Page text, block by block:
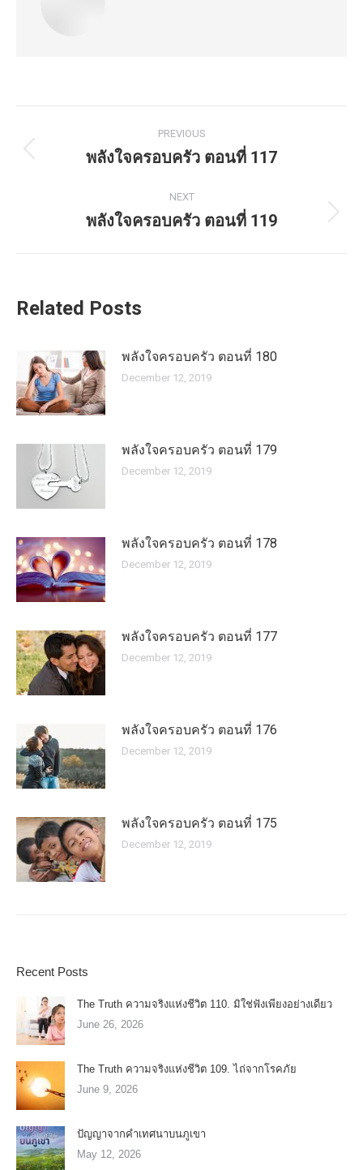
navigation
PREVIOUS
Previous
พลังใจครอบครัว ตอนที่ 117
NEXT
Next
พลังใจครอบครัว ตอนที่ 119
Related Posts
พลังใจครอบครัว ตอนที่ 180
December 12, 2019
พลังใจครอบครัว ตอนที่ 179
December 12, 2019
พลังใจครอบครัว ตอนที่ 178
December 12, 2019
พลังใจครอบครัว ตอนที่ 177
December 12, 2019
พลังใจครอบครัว ตอนที่ 176
December 12, 2019
พลังใจครอบครัว ตอนที่ 175
December 12, 2019
Recent Posts
The Truth ความจริงแห่งชีวิต 110. มิใช่ฟังเพียงอย่างเดียว
June 26, 2026
The Truth ความจริงแห่งชีวิต 109. ไถ่จากโรคภัย
June 9, 2026
ปัญญาจากคำเทศนาบนภูเขา
May 12, 2026